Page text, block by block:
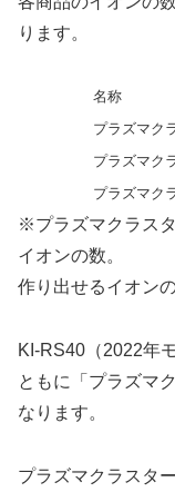
ります。
名称
プラズマク
プラズマク
プラズマク
※プラズマクラス
イオンの数。
作り出せるイオン
KI-RS40（2022年
ともに「プラズマ
なります。
プラズマクラスタ